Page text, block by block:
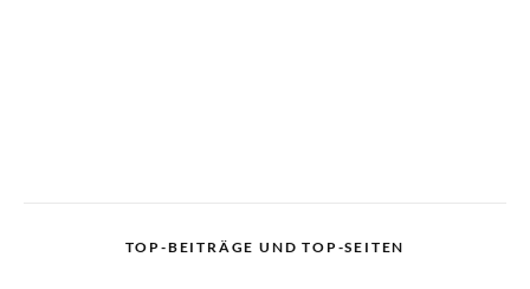
TOP-BEITRÄGE UND TOP-SEITEN